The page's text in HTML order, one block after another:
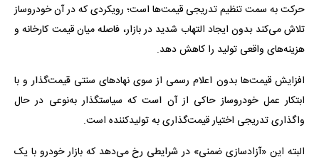
حرکت به سمت تنظیم تدریجی قیمت‌ها است؛ رویکردی که در آن خودروساز
تلاش می‌کند بدون ایجاد التهاب شدید در بازار، فاصله میان قیمت کارخانه و
هزینه‌های واقعی تولید را کاهش دهد.
افزایش قیمت‌ها بدون اعلام رسمی از سوی نهادهای سنتی قیمت‌گذار و با
ابتکار عمل خودروساز حاکی از آن است که سیاستگذار به‌نوعی در حال
واگذاری تدریجی اختیار قیمت‌گذاری به تولیدکننده است.
البته این «آزادسازی ضمنی» در شرایطی رخ می‌دهد که بازار خودرو با یک